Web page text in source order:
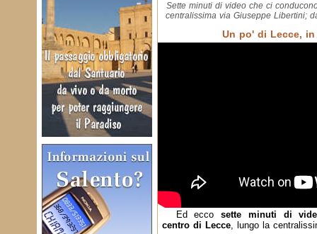
Sette minuti di video che ci
centralissima via Giuseppe Libertini;
Un po' di Lecce,
Ed eccosette minuti di
centro di Lecce, lungo la